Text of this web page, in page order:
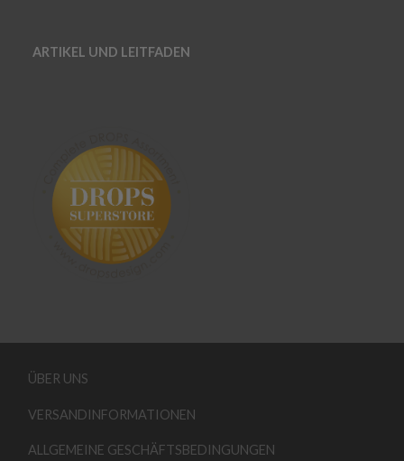
ARTIKEL UND LEITFADEN
ÜBER UNS
VERSANDINFORMATIONEN
ALLGEMEINE GESCHÄFTSBEDINGUNGEN